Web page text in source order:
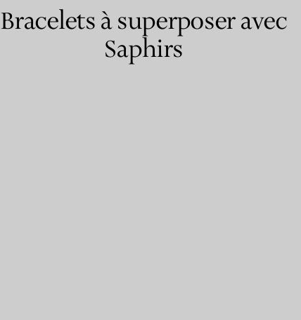
Bracelets à superposer avec
Saphirs